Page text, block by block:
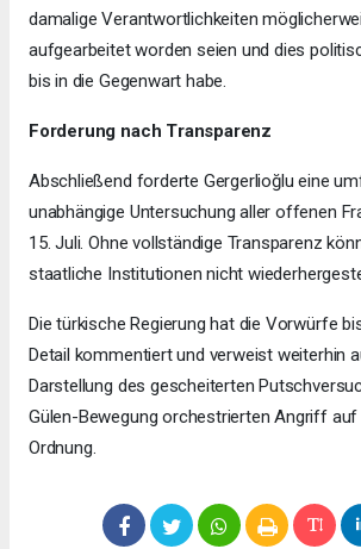
damalige Verantwortlichkeiten
aufgearbeitet worden seien und dies
bis in die Gegenwart habe.
Forderung nach Transparenz
Abschließend forderte Gergerlioğlu eine
unabhängige Untersuchung aller offenen
15. Juli. Ohne vollständige Transparenz
staatliche Institutionen nicht
Die türkische Regierung hat die Vorwürfe
Detail kommentiert und verweist weiterhin
Darstellung des gescheiterten
Gülen-Bewegung orchestrierten Angriff
Ordnung.